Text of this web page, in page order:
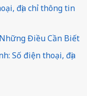
địa chỉ thông tin
Điều Cần Biết
Số điện thoại, địa